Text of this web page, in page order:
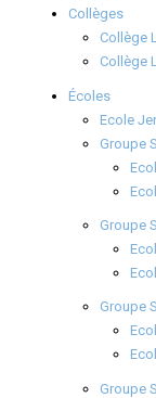
Collèges
Collège
Collège
Écoles
Ecole
Groupe
Groupe
Groupe
Groupe